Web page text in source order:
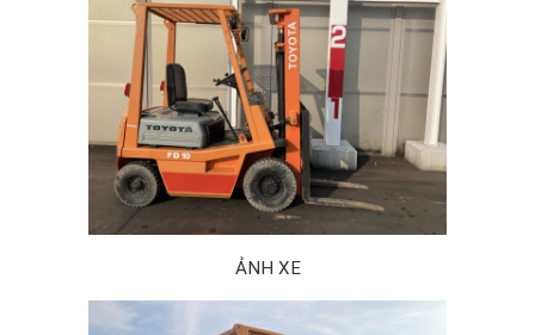
ẢNH XE